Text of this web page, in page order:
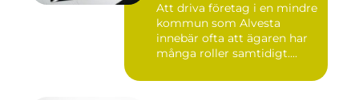
Att driva företag i en mindre
kommun som Alvesta
innebär ofta att ägaren har
många roller samtidigt....